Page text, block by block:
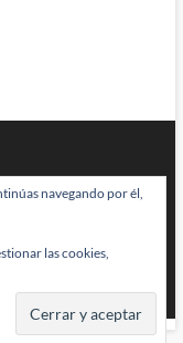
|WordPress| © Todos
navegando por él,
las cookies,